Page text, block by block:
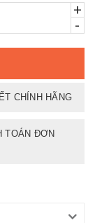
+
-
CHÍNH HÃNG
TOÁN ĐƠN